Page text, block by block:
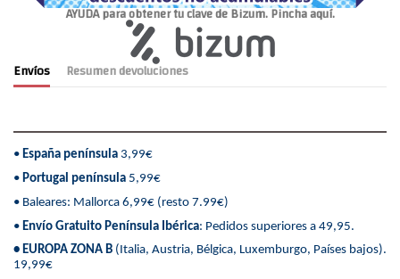
AYUDA para obtener tu clave de Bizum. Pincha aquí.
Envíos Resumen devoluciones
• España península 3,99€
• Portugal península 5,99€
• Baleares: Mallorca 6,99€ (resto 7.99€)
• Envío Gratuito Península Ibérica: Pedidos superiores a 49,95.
• EUROPA ZONA B (Italia, Austria, Bélgica, Luxemburgo, Países bajos).
19,99€